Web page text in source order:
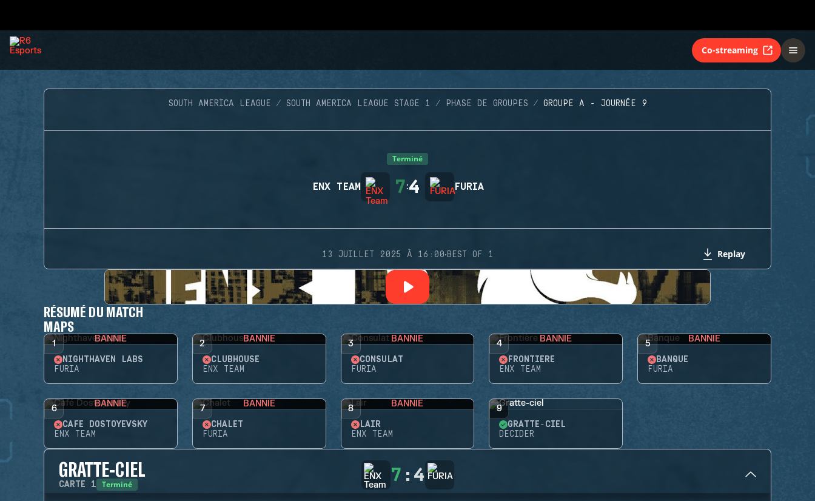
Co-streaming
SOUTH AMERICA LEAGUE SOUTH AMERICA LEAGUE STAGE 1 PHASE DE GROUPES GROUPE A - JOURNÉE 9
Terminé
ENX TEAM 7:4 FURIA
13 JUILLET 2025 À 16:00·BEST OF 1 Replay
RÉSUMÉ DU MATCH
MAPS
1 BANNIE
NIGHTHAVEN LABS
FURIA
2 BANNIE
CLUBHOUSE
ENX TEAM
3 BANNIE
CONSULAT
FURIA
4 BANNIE
FRONTIÈRE
ENX TEAM
5 BANNIE
BANQUE
FURIA
6 BANNIE
CAFÉ DOSTOYEVSKY
ENX TEAM
7 BANNIE
CHALET
FURIA
8 BANNIE
LAIR
ENX TEAM
9
GRATTE-CIEL
DECIDER
GRATTE-CIEL
CARTE 1 Terminé 7 : 4